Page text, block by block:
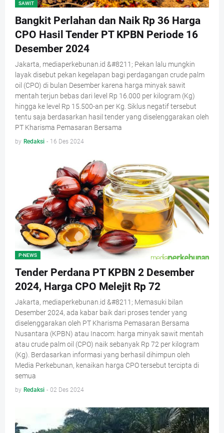
SAWIT
Bangkit Perlahan dan Naik Rp 36 Harga
CPO Hasil Tender PT KPBN Periode 16
Desember 2024
Jakarta, mediaperkebunan.id &#8211; Pekan lalu mungkin
layak disebut pekan kegelapan bagi perdagangan crude palm
oil (CPO) di bulan Desember karena harga minyak sawit
mentah terjun bebas dari level Rp 16.000 per kilogram (Kg)
hingga ke level Rp 15.500-an per Kg. Siklus negatif tersebut
tentu saja berdasarkan hasil tender yang diselenggarakan oleh
PT Kharisma Pemasaran Bersama
by Redaksi - 16 Des 2024
P-NEWS
Tender Perdana PT KPBN 2 Desember
2024, Harga CPO Melejit Rp 72
Jakarta, mediaperkebunan.id &#8211; Memasuki bilan
Desember 2024, ada kabar baik dari proses tender yang
diselenggarakan oleh PT Kharisma Pemasaran Bersama
Nusantara (KPBN) atau Inacom: harga minyak sawit mentah
atau crude palm oil (CPO) naik sebanyak Rp 72 per kilogram
(Kg). Berdasarkan informasi yang berhasil dihimpun oleh
Media Perkebunan, kenaikan harga CPO tersebut tercipta di
semua
by Redaksi - 02 Des 2024